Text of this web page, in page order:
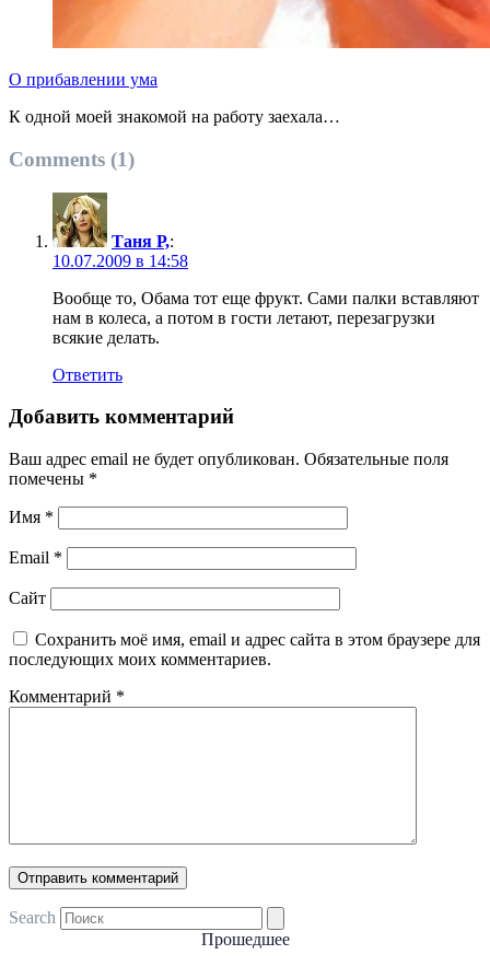
О прибавлении ума
К одной моей знакомой на работу заехала…
Comments (1)
Таня Р,:
10.07.2009 в 14:58
Вообще то, Обама тот еще фрукт. Сами палки вставляют
нам в колеса, а потом в гости летают, перезагрузки
всякие делать.
Ответить
Добавить комментарий
Ваш адрес email не будет опубликован. Обязательные поля
помечены *
Имя *
Email *
Сайт
Сохранить моё имя, email и адрес сайта в этом браузере для
последующих моих комментариев.
Комментарий *
Search
Прошедшее